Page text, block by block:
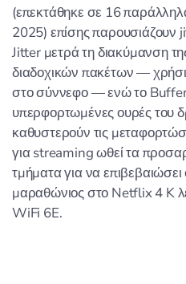
(επεκτάθηκε σε 16
2025) επίσης
Jitter μετρά τη διακύμανση
διαδοχικών πακέτων —
στο σύννεφο — ενώ το
υπερφορτωμένες ουρές του
καθυστερούν τις
για streaming ωθεί τα
τμήματα για να επιβεβαιώσει
μαραθώνιος στο Netflix 4 K
WiFi 6E.